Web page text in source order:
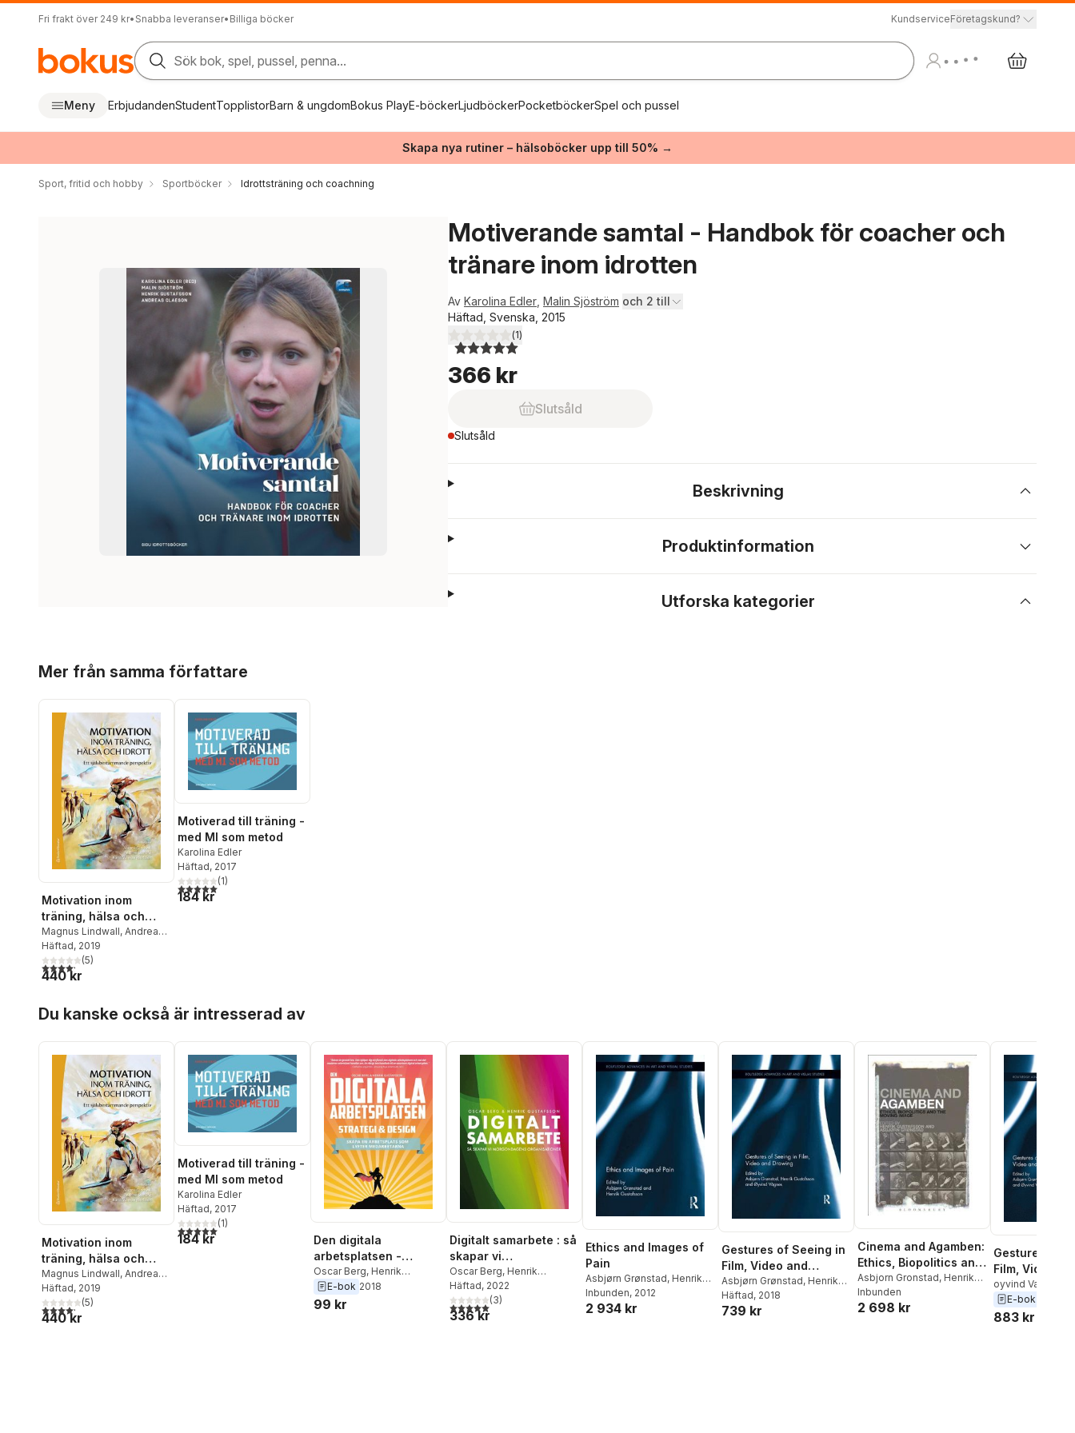
Fri frakt över 249 kr• Snabba leveranser• Billiga böcker KundserviceFöretagskund?
Sök bok, spel, pussel, penna...
Meny ErbjudandenStudentTopplistorBarn & ungdomBokus PlayE-böckerLjudböckerPocketböckerSpel och pussel
Skapa nya rutiner – hälsoböcker upp till 50% →
Sport, fritid och hobby Sportböcker Idrottsträning och coachning
Motiverande samtal - Handbok för coacher och
tränare inom idrotten
Av Karolina Edler Malin Sjöström och 2 till
Häftad, Svenska, 2015
5,0utav 5 stjärnor. Totalt antal röster:
(1)
366 kr
Slutsåld
Slutsåld
Beskrivning
Produktinformation
Utforska kategorier
Mer från samma författare
Motivation inom
träning, hälsa och
idrott - Ett
självbestämmande
perspektiv
Magnus Lindwall, Andreas
Stenling,Karin Weman
Karolina Edler
Gustafsson
Tafvelin, Stefan Wagnsson
Häftad, 2019
4,2utav 5 stjärnor. Totalt antal röster:
(5)
440 kr
Motiverad till träning -
med MI som metod
Karolina Edler
Häftad, 2017
5,0utav 5 stjärnor. Totalt antal röster:
(1)
184 kr
Du kanske också är intresserad av
Motivation inom
träning, hälsa och
idrott - Ett
självbestämmande
perspektiv
Magnus Lindwall, Andreas
Stenling,Karin Weman
Karolina Edler
Gustafsson
Häftad, 2019
4,2utav 5 stjärnor. Totalt antal röster:
(5)
440 kr
Motiverad till träning -
med MI som metod
Karolina Edler
Häftad, 2017
5,0utav 5 stjärnor. Totalt antal röster:
(1)
184 kr
Den digitala
arbetsplatsen -
Strategi och design:
Skapa en arbetsplats
som lyfter
Oscar Berg, Henrik
Gustafsson
E-bok 2018
99 kr
Digitalt samarbete : så
skapar vi
morgondagens
organisationer
Oscar Berg, Henrik
Gustafsson
Häftad, 2022
5,0utav 5 stjärnor. Totalt antal röster:
(3)
336 kr
Ethics and Images of
Pain
Asbjørn Grønstad, Henrik
Gustafsson
Inbunden, 2012
2 934 kr
Gestures of Seeing in
Film, Video and
Drawing
Asbjørn Grønstad, Henrik
Gustafsson,
Vågnes
Häftad, 2018
739 kr
Cinema and Agamben:
Ethics, Biopolitics and
the Moving Image
Asbjorn Gronstad, Henrik
Gustafsson
Inbunden
2 698 kr
Gestures of
Film, Video
Drawing
oyvind Vagnes
Gustafsson
Gronstad
E-bok
883 kr